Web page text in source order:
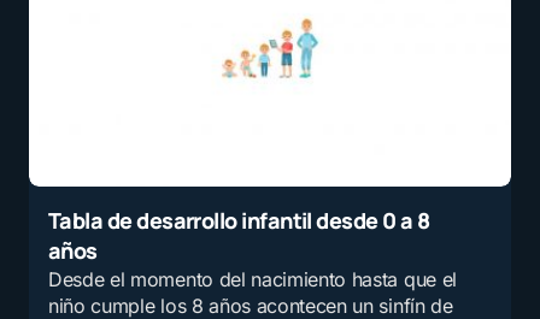
Tabla de desarrollo infantil desde 0 a 8
años
Desde el momento del nacimiento hasta que el
niño cumple los 8 años acontecen un sinfín de